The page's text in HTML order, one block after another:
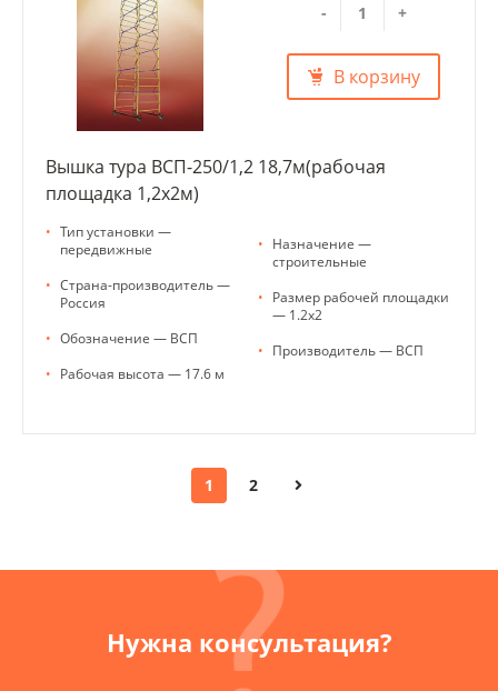
- +
В корзину
Вышка тура ВСП-250/1,2 18,7м(рабочая
площадка 1,2х2м)
• Тип установки —
передвижные
• Страна-производитель —
Россия
• Обозначение — ВСП
• Рабочая высота — 17.6 м
• Назначение —
строительные
• Размер рабочей площадки
— 1.2x2
• Производитель — ВСП
1 2
Нужна консультация?